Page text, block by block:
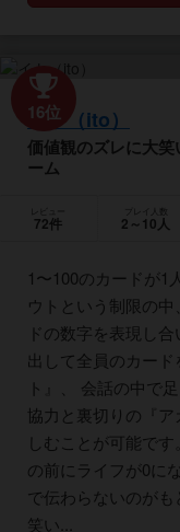
16位
イト（ito）
価値観のズレに大
ーム
72件
プレイ人数
2～10人
1〜100のカードが1
ウトという制限の
ドの数字を表現し
出して全員のカー
ト』、 会話の中で
協力と裏切りの『
しむことが可能で
の前にライフが0に
で伝わらないのが
笑い...